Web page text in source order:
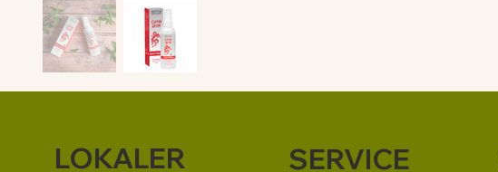
LOKALER SERVICE